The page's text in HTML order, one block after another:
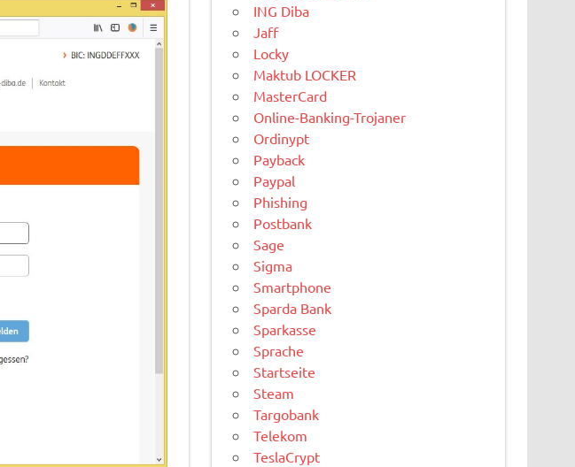
ING Diba
Jaff
Locky
Maktub LOCKER
MasterCard
Online-Banking-Trojaner
Ordinypt
Payback
Paypal
Phishing
Postbank
Sage
Sigma
Smartphone
Sparda Bank
Sparkasse
Sprache
Startseite
Steam
Targobank
Telekom
TeslaCrypt